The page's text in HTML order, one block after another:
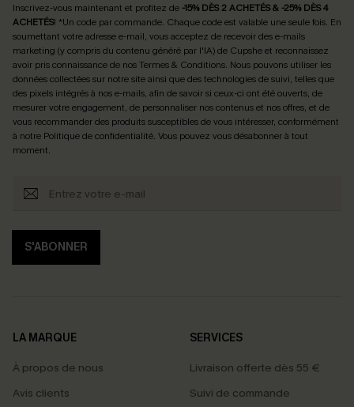
Inscrivez-vous maintenant et profitez de -15% DÈS 2 ACHETÉS & -25% DÈS 4
ACHETÉS! *Un code par commande. Chaque code est valable une seule fois. En
soumettant votre adresse e-mail, vous acceptez de recevoir des e-mails
marketing (y compris du contenu généré par l'IA) de Cupshe et reconnaissez
avoir pris connaissance de nosTermes & Conditions. Nous pouvons utiliser les
données collectées sur notre site ainsi que des technologies de suivi, telles que
des pixels intégrés à nos e-mails, afin de savoir si ceux-ci ont été ouverts, de
mesurer votre engagement, de personnaliser nos contenus et nos offres, et de
vous recommander des produits susceptibles de vous intéresser, conformément
à notre Politique de confidentialité. Vous pouvez vous désabonner à tout
moment.
S'ABONNER
LA MARQUE
À propos de nous
Avis clients
SERVICES
Livraison offerte dès 55 €
Suivi de commande